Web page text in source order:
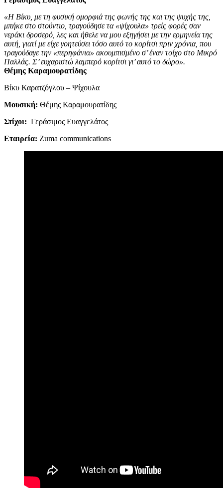
«Η Βίκυ, με τη φυσική ομορφιά της φωνής της και της ψυχής της,
μπήκε στο στούντιο, τραγούδησε τα «ψίχουλα» τρείς φορές σαν
νεράκι δροσερό, λες και ήθελε να μου εξηγήσει με την ερμηνεία της
αυτή, γιατί με είχε γοητεύσει τόσο αυτό το κορίτσι πριν χρόνια, που
τραγούδαγε την «περηφάνια» ακουμπισμένο σ’ έναν τοίχο στο Μικρό
Παλλάς. Σ’ ευχαριστώ λαμπερό κορίτσι γι’ αυτό το δώρο».
Θέμης Καραμουρατίδης
Βίκυ Καρατζόγλου – Ψίχουλα
Μουσική: Θέμης Καραμουρατίδης
Στίχοι: Γεράσιμος Ευαγγελάτος
Εταιρεία: Zuma communications